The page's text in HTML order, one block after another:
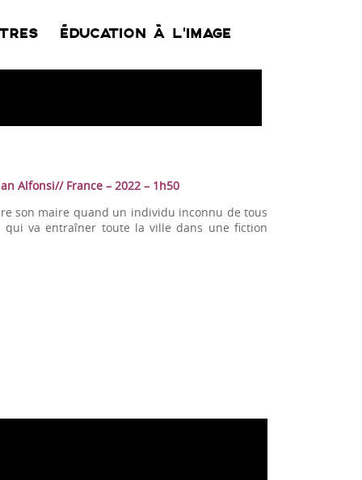
ÉDUCATION À L’IMAGE
Alfonsi// France – 2022 – 1h50
son maire quand un individu inconnu de tous
qui va entraîner toute la ville dans une fiction